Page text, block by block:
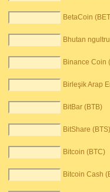
BetaCoin
Bhutan
Binance Coin
Birleşik Arap
BitBar (BTB)
BitShare (BTS)
Bitcoin (BTC)
Bitcoin Cash